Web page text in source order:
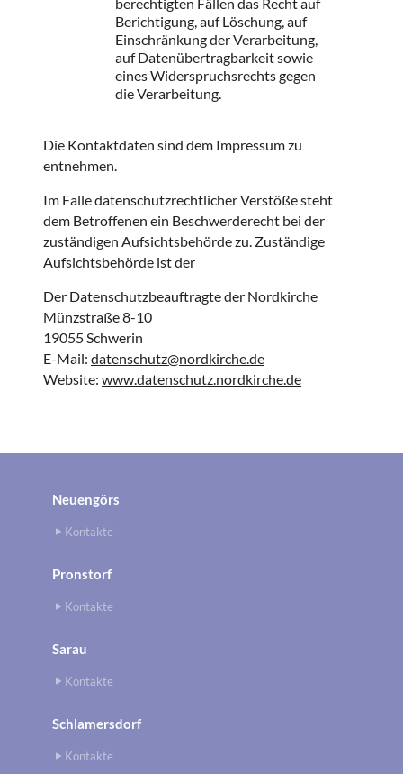
Berichtigung, auf Löschung, auf
Einschränkung der Verarbeitung,
auf Datenübertragbarkeit sowie
eines Widerspruchsrechts gegen
die Verarbeitung.
Die Kontaktdaten sind dem Impressum zu
entnehmen.
Im Falle datenschutzrechtlicher Verstöße steht
dem Betroffenen ein Beschwerderecht bei der
zuständigen Aufsichtsbehörde zu. Zuständige
Aufsichtsbehörde ist der
Der Datenschutzbeauftragte der Nordkirche
Münzstraße 8-10
19055 Schwerin
E-Mail: datenschutz@nordkirche.de
Website: www.datenschutz.nordkirche.de
Neuengörs
Kontakte
Pronstorf
Kontakte
Sarau
Kontakte
Schlamersdorf
Kontakte